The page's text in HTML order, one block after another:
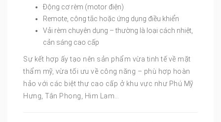
Động cơ rèm (motor điện)
Remote, công tắc hoặc ứng dụng điều khiển
Vải rèm chuyên dụng – thường là loại cách nhiệt,
cản sáng cao cấp
Sự kết hợp ấy tạo nên sản phẩm vừa tinh tế về mặt
thẩm mỹ, vừa tối ưu về công năng – phù hợp hoàn
hảo với các biệt thự cao cấp ở khu vực như Phú Mỹ
Hưng, Tân Phong, Him Lam…